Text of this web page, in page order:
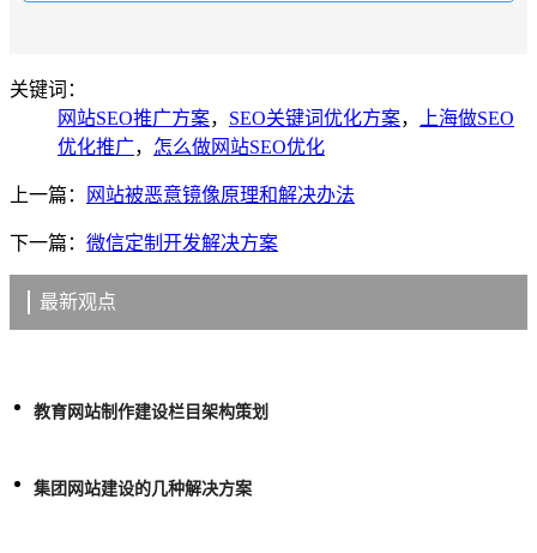
关键词：
网站SEO推广方案， SEO关键词优化方案，
上海做SEO
优化推广， 怎么做网站SEO优化
上一篇： 网站被恶意镜像原理和解决办法
下一篇： 微信定制开发解决方案
最新观点
教育网站制作建设栏目架构策划
集团网站建设的几种解决方案